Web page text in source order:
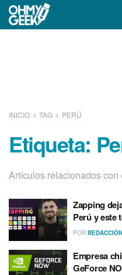
INICIO TAG PERÚ
Etiqueta:
Artí­culos relacionados
Zapping
Perú y este
POR
Empresa
GeForce